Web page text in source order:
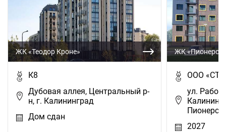
ЖК «Теодор Кроне»
К8
Дубовая аллея, Центральный р-
н, г. Калининград
Дом сдан
ЖК
ООО
ул.
2027